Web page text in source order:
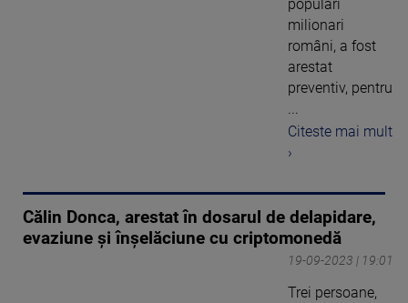
populari
milionari
români, a fost
arestat
preventiv, pentru
...
Citeste mai mult
›
Călin Donca, arestat în dosarul de delapidare,
evaziune şi înşelăciune cu criptomonedă
19-09-2023 | 19:01
Trei persoane,